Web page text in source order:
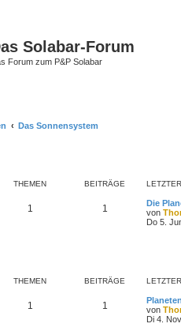
Solabar-Forum
Forum zum P&P Solabar
Das Sonnensystem
THEMEN BEITRÄGE
1 1
Die
von
Do 5.
THEMEN BEITRÄGE
1 1
von
Di 4.